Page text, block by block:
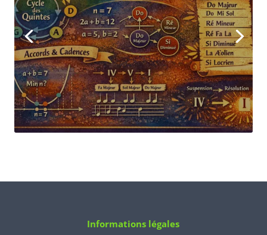
de la musique :
II.Gammes, tonalité et
harmonie
Lire
Informations légales